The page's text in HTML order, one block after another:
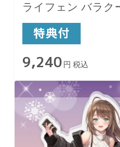
ライフェン バラク
9,240 円 税込